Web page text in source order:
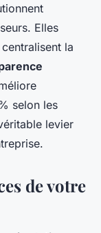
Elles
la
selon les
levier
de votre